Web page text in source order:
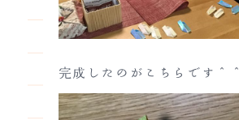
完成したのがこちらです＾＾